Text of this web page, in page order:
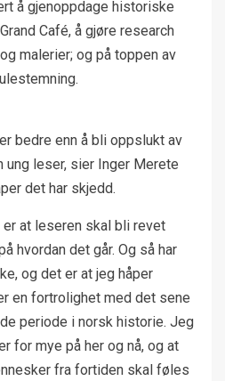
å gjenoppdage historiske
Café, å gjøre research
malerier; og på toppen av
bedre enn å bli oppslukt av
ung leser, sier Inger Merete
det har skjedd.
at leseren skal bli revet
hvordan det går. Og så har
og det er at jeg håper
en fortrolighet med det sene
periode i norsk historie. Jeg
for mye på her og nå, og at
fra fortiden skal føles